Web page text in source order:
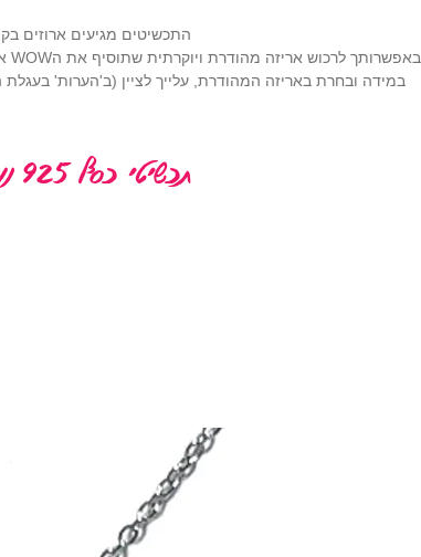
התכשיטים מגיעים ארוזים
באפשרותך לרכוש אריזה מהודרת ויוקרתית שתוסיף את הWOW אפקט לכל תכשיט בתוספת של 25₪ (
במידה ובחרת באריזה המהודרת, עלייך לציין (ב'הערות'
תכשיטי כסף 925 נוספים שתאהבי